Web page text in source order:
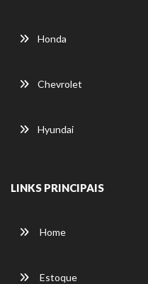
Honda
Chevrolet
Hyundai
LINKS PRINCIPAIS
Home
Estoque